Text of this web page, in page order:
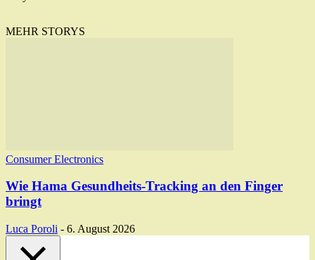
MEHR STORYS
Consumer Electronics
Wie Hama Gesundheits-Tracking an den Finger
bringt
Luca Poroli - 6. August 2026